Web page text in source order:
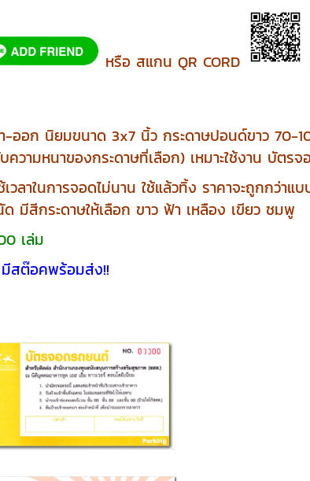
หรือ สแกน QR CORD
ข้า-ออก นิยมขนาด 3x7 นิ้ว กระดาษปอนด์ขาว
วามหนาของกระดาษที่เลือก) เหมาะใช้งาน บัต
วลาในการจอดไม่นาน ใช้แล้วทิ้ง ราคาจะถูกกว่
มีสีกระดาษให้เลือก ขาว ฟ้า เหลือง เขียว ชมพู
เล่ม
มีสต๊อคพร้อมส่ง!!